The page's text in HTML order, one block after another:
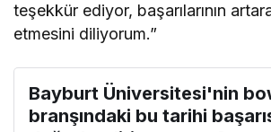
teşekkür ediyor, başarılarının
etmesini diliyorum.”
Bayburt Üniversitesi'nin
branşındaki bu tarihi